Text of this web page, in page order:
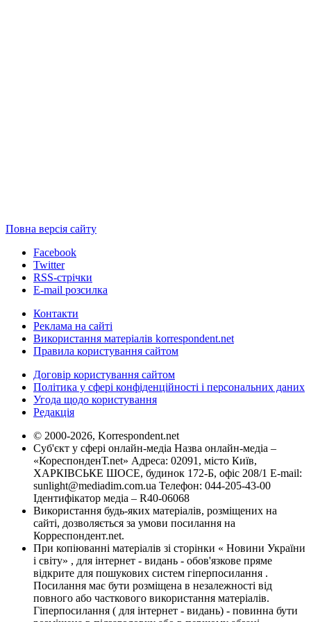
Повна версія сайту
Facebook
Twitter
RSS-стрічки
E-mail розсилка
Контакти
Реклама на сайті
Використання матеріалів korrespondent.net
Правила користування сайтом
Договір користування сайтом
Політика у сфері конфіденційності і персональних даних
Угода щодо користування
Редакція
© 2000-2026, Korrespondent.net
Суб'єкт у сфері онлайн-медіа Назва онлайн-медіа –
«КореспонденТ.net» Адреса: 02091, місто Київ,
ХАРКІВСЬКЕ ШОСЕ, будинок 172-Б, офіс 208/1 E-mail:
sunlight@mediadim.com.ua Телефон: 044-205-43-00
Ідентифікатор медіа – R40-06068
Використання будь-яких матеріалів, розміщених на
сайті, дозволяється за умови посилання на
Корреспондент.net.
При копіюванні матеріалів зі сторінки « Новини України
і світу» , для інтернет - видань - обов'язкове пряме
відкрите для пошукових систем гіперпосилання .
Посилання має бути розміщена в незалежності від
повного або часткового використання матеріалів.
Гіперпосилання ( для інтернет - видань) - повинна бути